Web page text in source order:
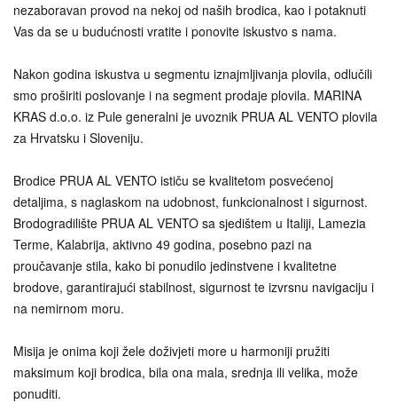
nezaboravan provod na nekoj od naših brodica, kao i potaknuti
Vas da se u budućnosti vratite i ponovite iskustvo s nama.
Nakon godina iskustva u segmentu iznajmljivanja plovila, odlučili
smo proširiti poslovanje i na segment prodaje plovila. MARINA
KRAS d.o.o. iz Pule generalni je uvoznik PRUA AL VENTO plovila
za Hrvatsku i Sloveniju.
Brodice PRUA AL VENTO ističu se kvalitetom posvećenoj
detaljima, s naglaskom na udobnost, funkcionalnost i sigurnost.
Brodogradilište PRUA AL VENTO sa sjedištem u Italiji, Lamezia
Terme, Kalabrija, aktivno 49 godina, posebno pazi na
proučavanje stila, kako bi ponudilo jedinstvene i kvalitetne
brodove, garantirajući stabilnost, sigurnost te izvrsnu navigaciju i
na nemirnom moru.
Misija je onima koji žele doživjeti more u harmoniji pružiti
maksimum koji brodica, bila ona mala, srednja ili velika, može
ponuditi.